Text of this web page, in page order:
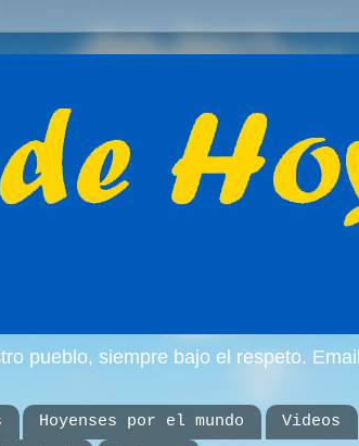
pueblo, siempre bajo el respeto.
Hoyenses por el mundo
Videos